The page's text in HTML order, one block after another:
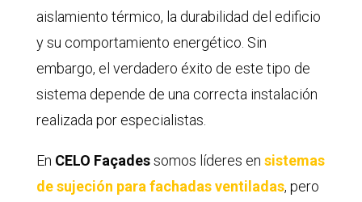
aislamiento térmico, la durabilidad del edificio
y su comportamiento energético. Sin
embargo, el verdadero éxito de este tipo de
sistema depende de una correcta instalación
realizada por especialistas.
En CELO Façadessomos líderes en sistemas
de sujeción para fachadas ventiladas, pero